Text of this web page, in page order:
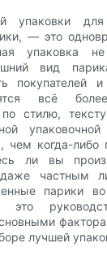
упаковки
— это
упаковка
вид
покупателей
всё
стилю,
чем когда-либо
ли вы
частным
парики
это
лучшей